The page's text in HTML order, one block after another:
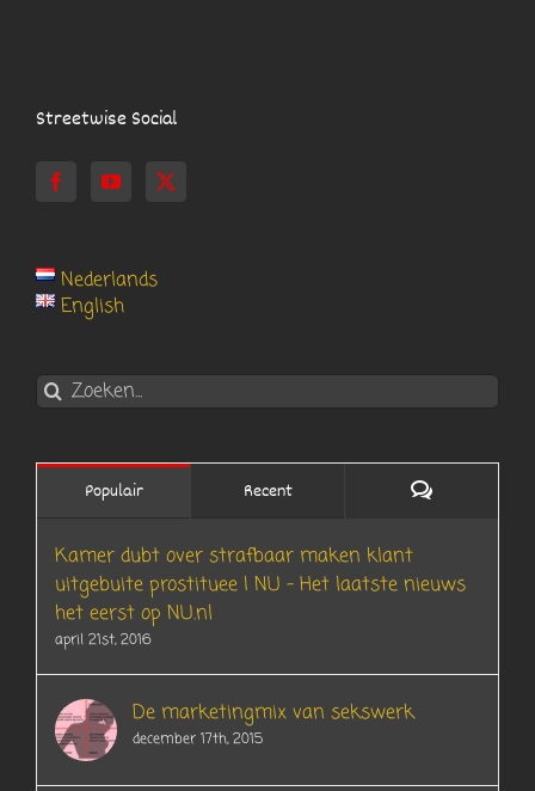
Streetwise Social
Nederlands
English
Zoeken
naar:
Populair Recent Reacties
Kamer dubt over strafbaar maken klant
uitgebuite prostituee | NU – Het laatste nieuws
het eerst op NU.nl
april 21st, 2016
De marketingmix van sekswerk
december 17th, 2015